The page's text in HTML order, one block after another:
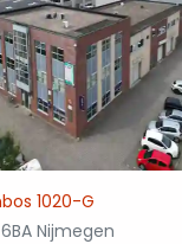
1020-G
Nijmegen